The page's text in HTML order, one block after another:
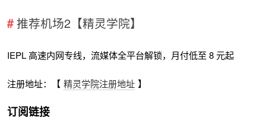
推荐机场2【精灵学院】
IEPL 高速内网专线，流媒体全平台解锁，月付低至 8 元起
注册地址：【 精灵学院注册地址 】
订阅链接